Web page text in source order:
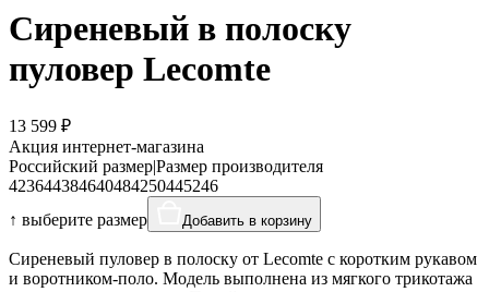
Сиреневый в полоску
пуловер Lecomte
13 599 ₽
Акция интернет-магазина
Российский размер|Размер производителя
423644384640484250445246
↑ выберите размер
Добавить в корзину
Сиреневый пуловер в полоску от Lecomte с коротким рукавом
и воротником-поло. Модель выполнена из мягкого трикотажа